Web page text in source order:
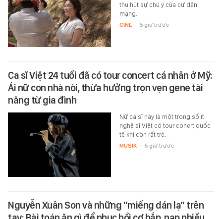
thu hút sự chú ý của cư dân
mạng.
CINE - 5 giờ trước
Ca sĩ Việt 24 tuổi đã có tour concert cá nhân ở Mỹ:
Ái nữ con nhà nòi, thừa hưởng trọn vẹn gene tài
năng từ gia đình
Nữ ca sĩ này là một trong số ít
nghệ sĩ Việt có tour conert quốc
tế khi còn rất trẻ.
MUSIK - 5 giờ trước
Nguyễn Xuân Son và những "miếng dán lạ" trên